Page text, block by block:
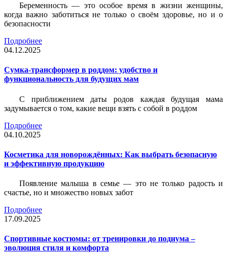
Беременность — это особое время в жизни женщины,
когда важно заботиться не только о своём здоровье, но и о
безопасности
Подробнее
04.12.2025
Сумка-трансформер в роддом: удобство и
функциональность для будущих мам
С приближением даты родов каждая будущая мама
задумывается о том, какие вещи взять с собой в роддом
Подробнее
04.10.2025
Косметика для новорождённых: Как выбрать безопасную
и эффективную продукцию
Появление малыша в семье — это не только радость и
счастье, но и множество новых забот
Подробнее
17.09.2025
Спортивные костюмы: от тренировки до подиума –
эволюция стиля и комфорта